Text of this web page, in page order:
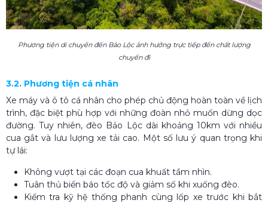
Phương tiện di chuyển đến Bảo Lộc ảnh hưởng trực tiếp đến chất lượng
chuyến đi
3.2. Phương tiện cá nhân
Xe máy và ô tô cá nhân cho phép chủ động hoàn toàn về lịch
trình, đặc biệt phù hợp với những đoàn nhỏ muốn dừng dọc
đường. Tuy nhiên, đèo Bảo Lộc dài khoảng 10km với nhiều
cua gắt và lưu lượng xe tải cao. Một số lưu ý quan trọng khi
tự lái:
Không vượt tại các đoạn cua khuất tầm nhìn.
Tuân thủ biển báo tốc độ và giảm số khi xuống đèo.
Kiểm tra kỹ hệ thống phanh cùng lốp xe trước khi bắt